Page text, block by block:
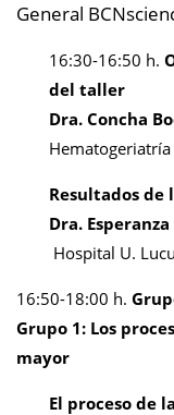
General
16:30-16:50 h.
del taller
Dra. Concha
Hematogeriatría
Resultados de
Dra.
Hospital U.
16:50-18:00 h.
Grupo 1: Los
mayor
El proceso de